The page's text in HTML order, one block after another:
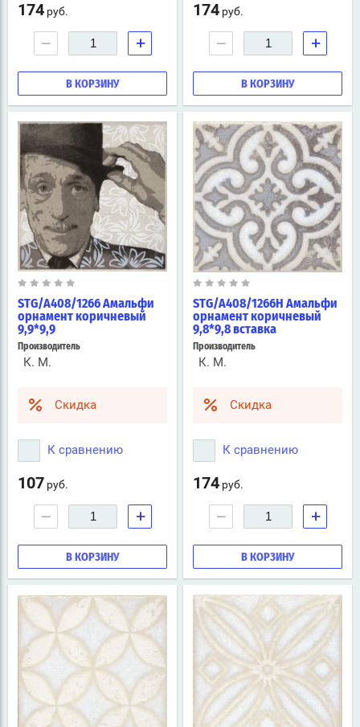
174 руб.
− +
В КОРЗИНУ
174 руб.
− +
В КОРЗИНУ
STG/A408/1266 Амальфи
орнамент коричневый
9,9*9,9
Производитель
К. М.
Скидка
К сравнению
107 руб.
− +
В КОРЗИНУ
STG/A408/1266H Амальфи
орнамент коричневый
9,8*9,8 вставка
Производитель
К. М.
Скидка
К сравнению
174 руб.
− +
В КОРЗИНУ